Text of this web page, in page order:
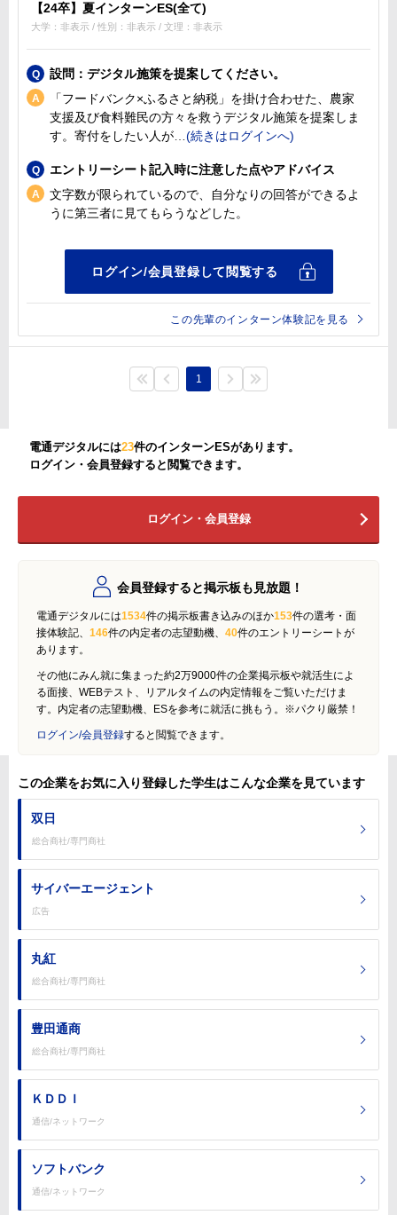
【24卒】夏インターンES(全て)
大学：非表示 / 性別：非表示 / 文理：非表示
設問：デジタル施策を提案してください。
「フードバンク×ふるさと納税」を掛け合わせた、農家
支援及び食料難民の方々を救うデジタル施策を提案しま
す。寄付をしたい人が
エントリーシート記入時に注意した点やアドバイス
文字数が限られているので、自分なりの回答ができるよ
うに第三者に見てもらうなどした。
この先輩のインターン体験記を見る
1
電通デジタルには23件のインターンESがあります。
ログイン・会員登録すると閲覧できます。
ログイン・会員登録
会員登録すると掲示板も見放題！
電通デジタルには1534件の掲示板書き込みのほか153件の選考・面
接体験記、 146件の内定者の志望動機、 40件のエントリーシートが
あります。
その他にみん就に集まった約2万9000件の企業掲示板や就活生によ
る面接、WEBテスト、リアルタイムの内定情報をご覧いただけま
す。内定者の志望動機、ESを参考に就活に挑もう。※パクり厳禁！
ログイン/会員登録すると閲覧できます。
この企業をお気に入り登録した学生はこんな企業を見ています
双日
総合商社/専門商社
サイバーエージェント
広告
丸紅
総合商社/専門商社
豊田通商
総合商社/専門商社
ＫＤＤＩ
通信/ネットワーク
ソフトバンク
通信/ネットワーク